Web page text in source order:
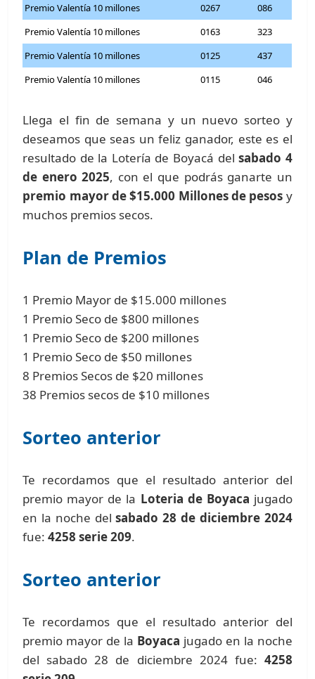
Premio Valentía 10 millones 0267
086
Premio Valentía 10 millones
0163
323
Premio Valentía 10 millones
0125
437
Premio Valentía 10 millones
0115 046
Llega el fin de semana y un nuevo sorteo y
deseamos que seas un feliz ganador, este es el
resultado de la Lotería de Boyacá delsabado 4
de enero 2025, con el que podrás ganarte un
premio mayor de $15.000 Millones de pesos y
muchos premios secos.
Plan de Premios
1 Premio Mayor de $15.000 millones
1 Premio Seco de $800 millones
1 Premio Seco de $200 millones
1 Premio Seco de $50 millones
8 Premios Secos de $20 millones
38 Premios secos de $10 millones
Sorteo anterior
Te recordamos que el resultado anterior del
premio mayor de la Loteria de Boyaca jugado
en la noche delsabado 28 de diciembre 2024
fue:4258 serie 209.
Sorteo anterior
Te recordamos que el resultado anterior del
premio mayor de la Boyaca jugado en la noche
del sabado 28 de diciembre 2024 fue: 4258